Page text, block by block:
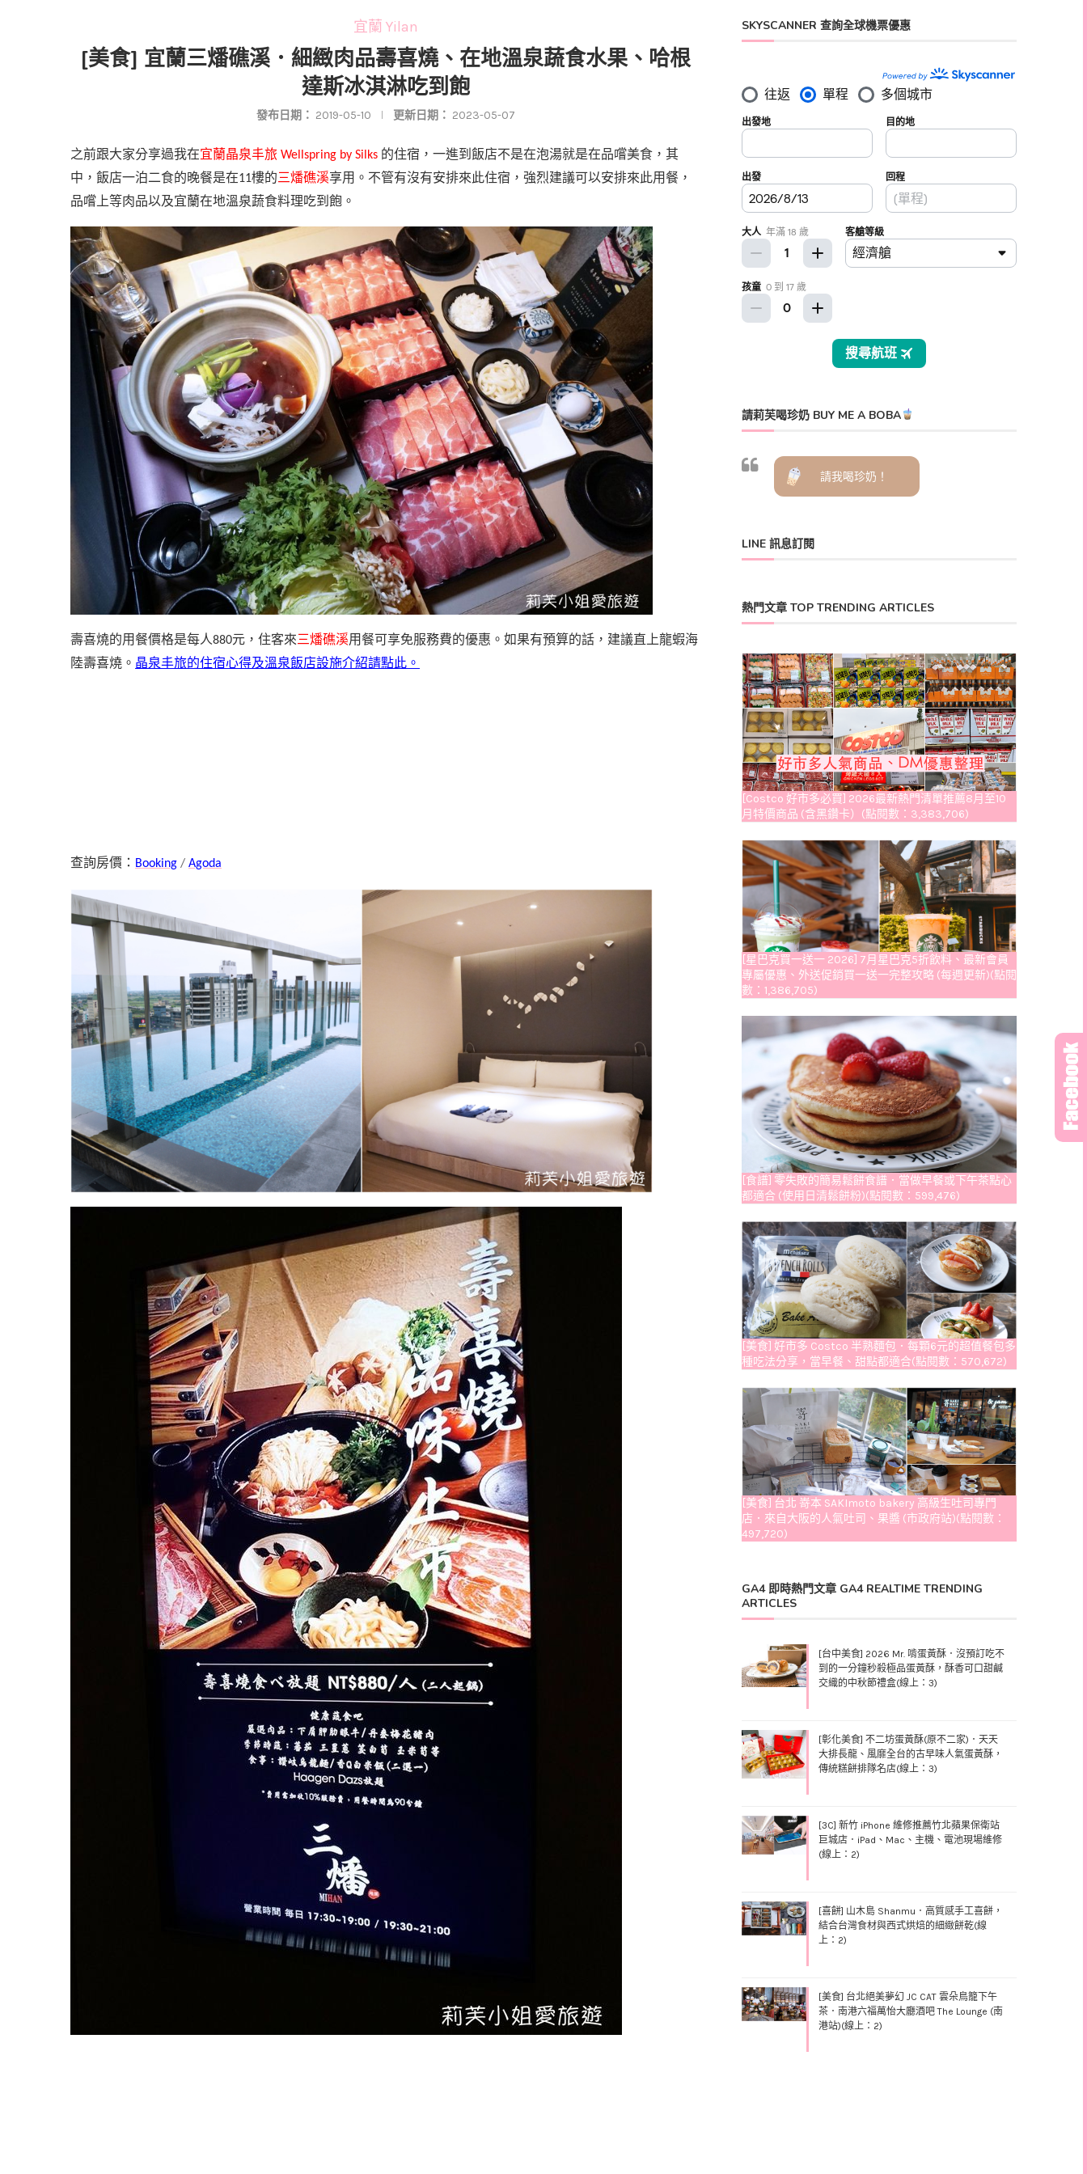
宜蘭 Yilan
[美食] 宜蘭三燔礁溪．細緻肉品壽喜燒、在地溫泉蔬食水果、哈根
達斯冰淇淋吃到飽
發布日期： 2019-05-10 更新日期： 2023-05-07
之前跟大家分享過我在宜蘭晶泉丰旅 Wellspring by Silks 的住宿，一進到飯店不是在泡湯就是在品嚐美食，其
中，飯店一泊二食的晚餐是在11樓的三燔礁溪享用。不管有沒有安排來此住宿，強烈建議可以安排來此用餐，
品嚐上等肉品以及宜蘭在地溫泉蔬食料理吃到飽。
壽喜燒的用餐價格是每人880元， 住客來三燔礁溪用餐可享免服務費的優惠 。如果有預算的話，建議直上龍蝦海
陸壽喜燒。 晶泉丰旅的住宿心得及溫泉飯店設施介紹請點此。
查詢房價： Booking / Agoda
SKYSCANNER 查詢全球機票優惠
請莉芙喝珍奶 BUY ME A BOBA
請我喝珍奶！
LINE 訊息訂閱
熱門文章 TOP TRENDING ARTICLES
[Costco 好市多必買] 2026最新熱門清單推薦8月至10
月特價商品 (含黑鑽卡）(點閱數：3,383,706)
[星巴克買一送一 2026] 7月星巴克5折飲料、最新會員
專屬優惠、外送促銷買一送一完整攻略 (每週更新)(點閱
數：1,386,705)
[食譜] 零失敗的簡易鬆餅食譜．當做早餐或下午茶點心
都適合 (使用日清鬆餅粉)(點閱數：599,476)
[美食] 好市多 Costco 半熟麵包．每顆6元的超值餐包多
種吃法分享，當早餐、甜點都適合(點閱數：570,672)
[美食] 台北 嵜本 SAKImoto bakery 高級生吐司專門
店．來自大阪的人氣吐司、果醬 (市政府站)(點閱數：
497,720)
GA4 即時熱門文章 GA4 REALTIME TRENDING
ARTICLES
[台中美食] 2026 Mr. 啃蛋黃酥．沒預訂吃不
到的一分鐘秒殺極品蛋黃酥，酥香可口甜鹹
交織的中秋節禮盒(線上：3)
[彰化美食] 不二坊蛋黃酥(原不二家)．天天
大排長龍、風靡全台的古早味人氣蛋黃酥，
傳統糕餅排隊名店(線上：3)
[3C] 新竹 iPhone 維修推薦竹北蘋果保衛站
巨城店．iPad、Mac、主機、電池現場維修
(線上：2)
[喜餅] 山木島 Shanmu．高質感手工喜餅，
結合台灣食材與西式烘焙的細緻餅乾(線
上：2)
[美食] 台北絕美夢幻 JC CAT 雲朵鳥籠下午
茶．南港六福萬怡大廳酒吧 The Lounge (南
港站)(線上：2)